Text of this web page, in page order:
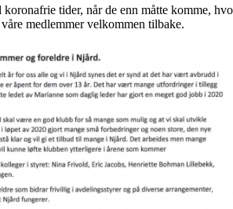
tider, når de enn måtte komme,
medlemmer velkommen tilbake.